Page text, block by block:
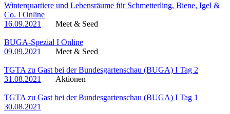
Winterquartiere und Lebensräume für Schmetterling, Biene, Igel &
Co. I Online
16.09.2021
Meet & Seed
BUGA-Spezial I Online
09.09.2021
Meet & Seed
TGTA zu Gast bei der Bundesgartenschau (BUGA) I Tag 2
31.08.2021
Aktionen
TGTA zu Gast bei der Bundesgartenschau (BUGA) I Tag 1
30.08.2021